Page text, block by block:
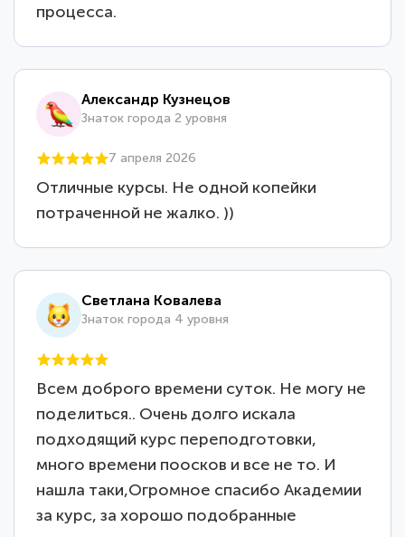
процесса.
Александр Кузнецов
Знаток города 2 уровня
7 апреля 2026
Отличные курсы. Не одной копейки
потраченной не жалко. ))
Светлана Ковалева
Знаток города 4 уровня
Всем доброго времени суток. Не могу не
поделиться.. Очень долго искала
подходящий курс переподготовки,
много времени поосков и все не то. И
нашла таки,Огромное спасибо Академии
за курс, за хорошо подобранные